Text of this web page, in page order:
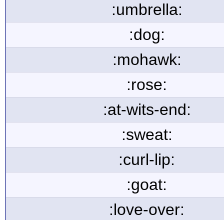
:umbrella:
:dog:
:mohawk:
:rose:
:at-wits-end:
:sweat:
:curl-lip:
:goat:
:love-over: